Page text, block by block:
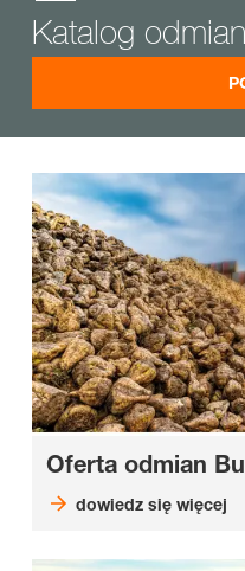
Katalog
Oferta odmian
dowiedz się więcej